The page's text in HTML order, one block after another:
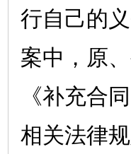
行自己的
案中，原
《补充合
相关法律